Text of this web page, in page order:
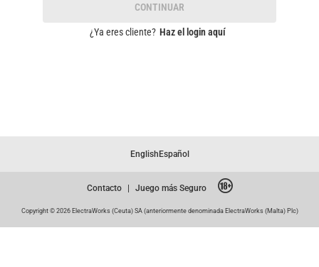
CONTINUAR
¿Ya eres cliente? Haz el login aquí
English Español
Contacto Juego más Seguro
Copyright © 2026 ElectraWorks (Ceuta) SA (anteriormente denominada ElectraWorks (Malta) Plc)